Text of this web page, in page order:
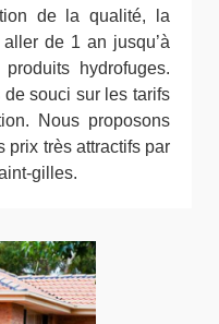
de la qualité, la
de 1 an jusqu’à
hydrofuges.
souci sur les tarifs
Nous proposons
prix très attractifs par
gilles.